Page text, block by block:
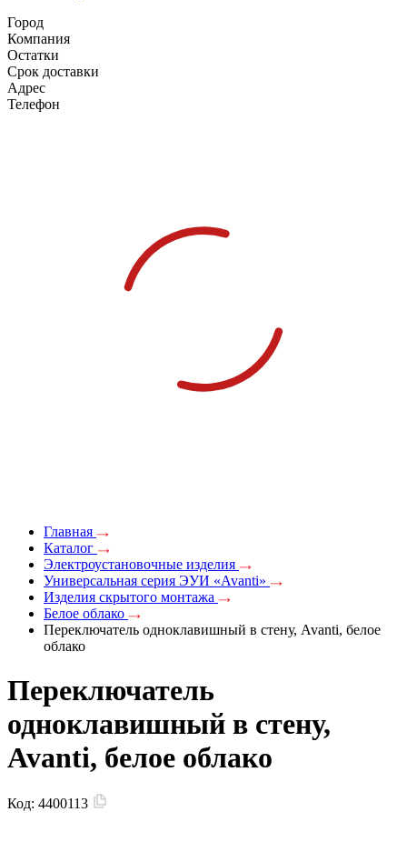
Город
Компания
Остатки
Срок доставки
Адрес
Телефон
Главная
Каталог
Электроустановочные изделия
Универсальная серия ЭУИ «Avanti»
Изделия скрытого монтажа
Белое облако
Переключатель одноклавишный в стену, Avanti, белое
облако
Переключатель
одноклавишный в стену,
Avanti, белое облако
Код: 4400113